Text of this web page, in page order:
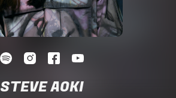
STEVE AOKI